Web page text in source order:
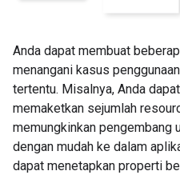
Anda dapat membuat
menangani kasus
tertentu. Misalnya, Anda
memaketkan sejumlah
memungkinkan pengembang
dengan mudah ke dalam
dapat menetapkan properti